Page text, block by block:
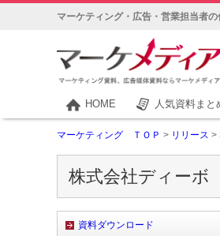
マーケティング・広告・営業担当者
HOME 人気資料まと
マーケティング ＴＯＰ > リリース >
株式会社ディーボ
資料ダウンロード